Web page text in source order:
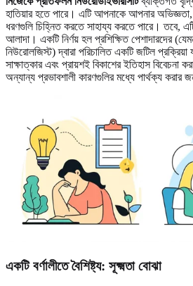
হাতিয়ার হতে পারে। এটি আপনাকে আপনার
ধরণগুলি চিহ্নিত করতে সাহায্য করতে পারে। তবে,
আলাদা। একটি নির্ণয় হল প্রশিক্ষিত পেশাদারদের
নিউরোলজিস্ট) দ্বারা পরিচালিত একটি জটিল
সাক্ষাত্কার এবং প্রায়শই বিকাশের ইতিহাস বিবেচনা
অন্যান্য প্রভাবশালী কারণগুলির মধ্যে পার্থক্য করার
একটি বর্ণালীতে বৈশিষ্ট্য: সূক্ষ্মতা বোঝা